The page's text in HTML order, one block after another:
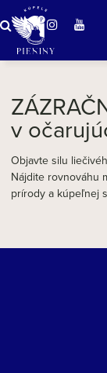
v
Objavte silu
Nájdite rovnováhu
prírody a kúpeľnej